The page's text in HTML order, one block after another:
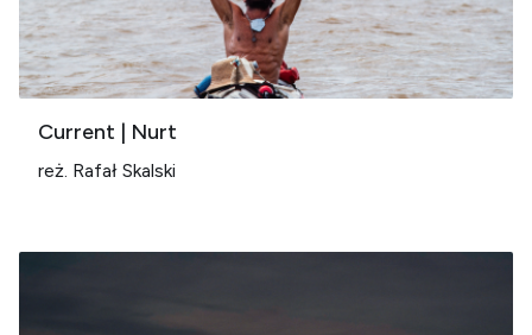
Current | Nurt
reż. Rafał Skalski